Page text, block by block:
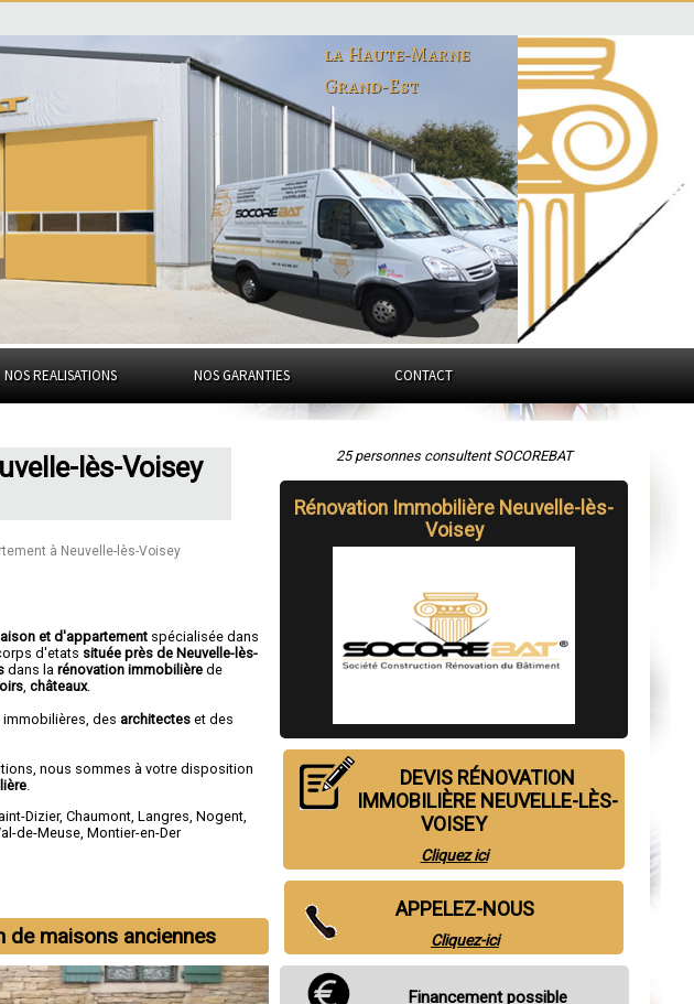
la Haute-Marne
Grand-Est
NOS REALISATIONS NOS GARANTIES CONTACT
lès-Voisey
à Neuvelle-lès-Voisey
et d'appartement spécialisée dans
d'etats située près de Neuvelle-lès-
dans larénovation immobilière de
,châteaux.
des architectes et des
nous sommes à votre disposition
Dizier,Chaumont ,Langres ,Nogent
de-Meuse ,Montier-en-Der
de maisons anciennes
25 personnes consultent SOCOREBAT
Rénovation Immobilière Neuvelle-lès-
Voisey
DEVIS RÉNOVATION
IMMOBILIÈRE NEUVELLE-LÈS-
VOISEY
Cliquez ici
APPELEZ-NOUS
Cliquez-ici
Financement possible